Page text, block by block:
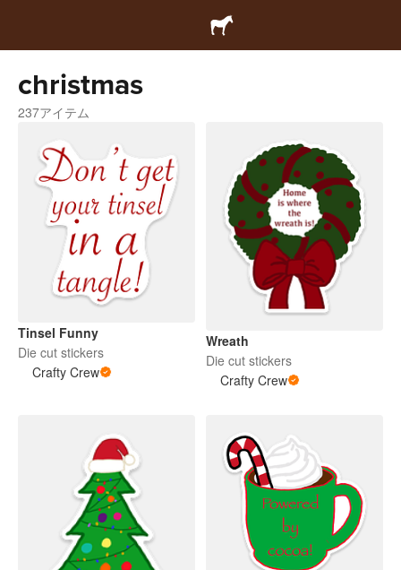
christmas
237アイテム
Tinsel Funny
Die cut stickers
Crafty Crew
Wreath
Die cut stickers
Crafty Crew